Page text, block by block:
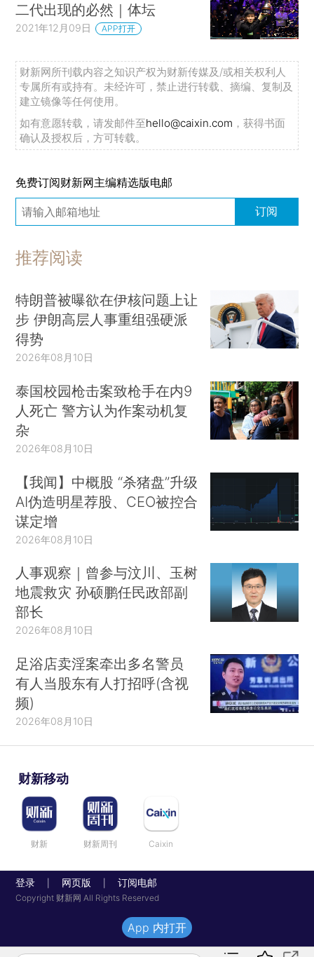
二代出现的必然｜体坛
2021年12月09日 APP打开
财新网所刊载内容之知识产权为财新传媒及/或相关权利人
专属所有或持有。未经许可，禁止进行转载、摘编、复制及
建立镜像等任何使用。
如有意愿转载，请发邮件至hello@caixin.com ，获得书面
确认及授权后，方可转载。
免费订阅财新网主编精选版电邮
订阅
推荐阅读
特朗普被曝欲在伊核问题上让
步 伊朗高层人事重组强硬派
得势
2026年08月10日
泰国校园枪击案致枪手在内9
人死亡 警方认为作案动机复
杂
2026年08月10日
【我闻】中概股 “杀猪盘”升级
AI伪造明星荐股、CEO被控合
谋定增
2026年08月10日
人事观察｜曾参与汶川、玉树
地震救灾 孙硕鹏任民政部副
部长
2026年08月10日
足浴店卖淫案牵出多名警员
有人当股东有人打招呼(含视
频)
2026年08月10日
财新移动
财新 财新周刊 Caixin
登录 网页版 订阅电邮
Copyright 财新网 All Rights Reserved
App 内打开